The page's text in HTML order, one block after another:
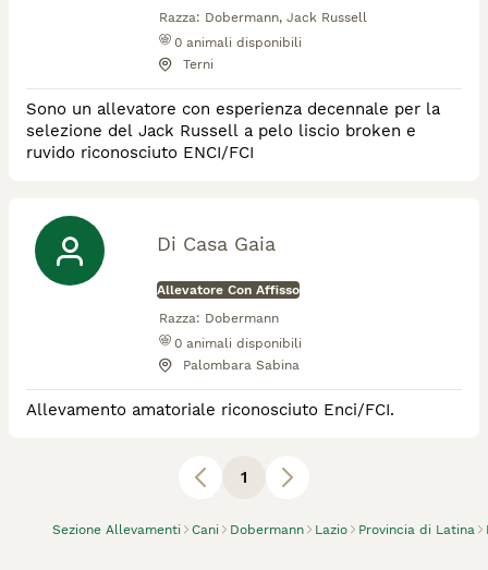
Sezione Allevamenti Cani Dobermann Lazio Provincia di Latina
Razza: Dobermann, Jack Russell
0 animali disponibili
Terni
Sono un allevatore con esperienza decennale per la
selezione del Jack Russell a pelo liscio broken e
ruvido riconosciuto ENCI/FCI
Di Casa Gaia
Allevatore Con Affisso
Razza: Dobermann
0 animali disponibili
Palombara Sabina
Allevamento amatoriale riconosciuto Enci/FCI.
1